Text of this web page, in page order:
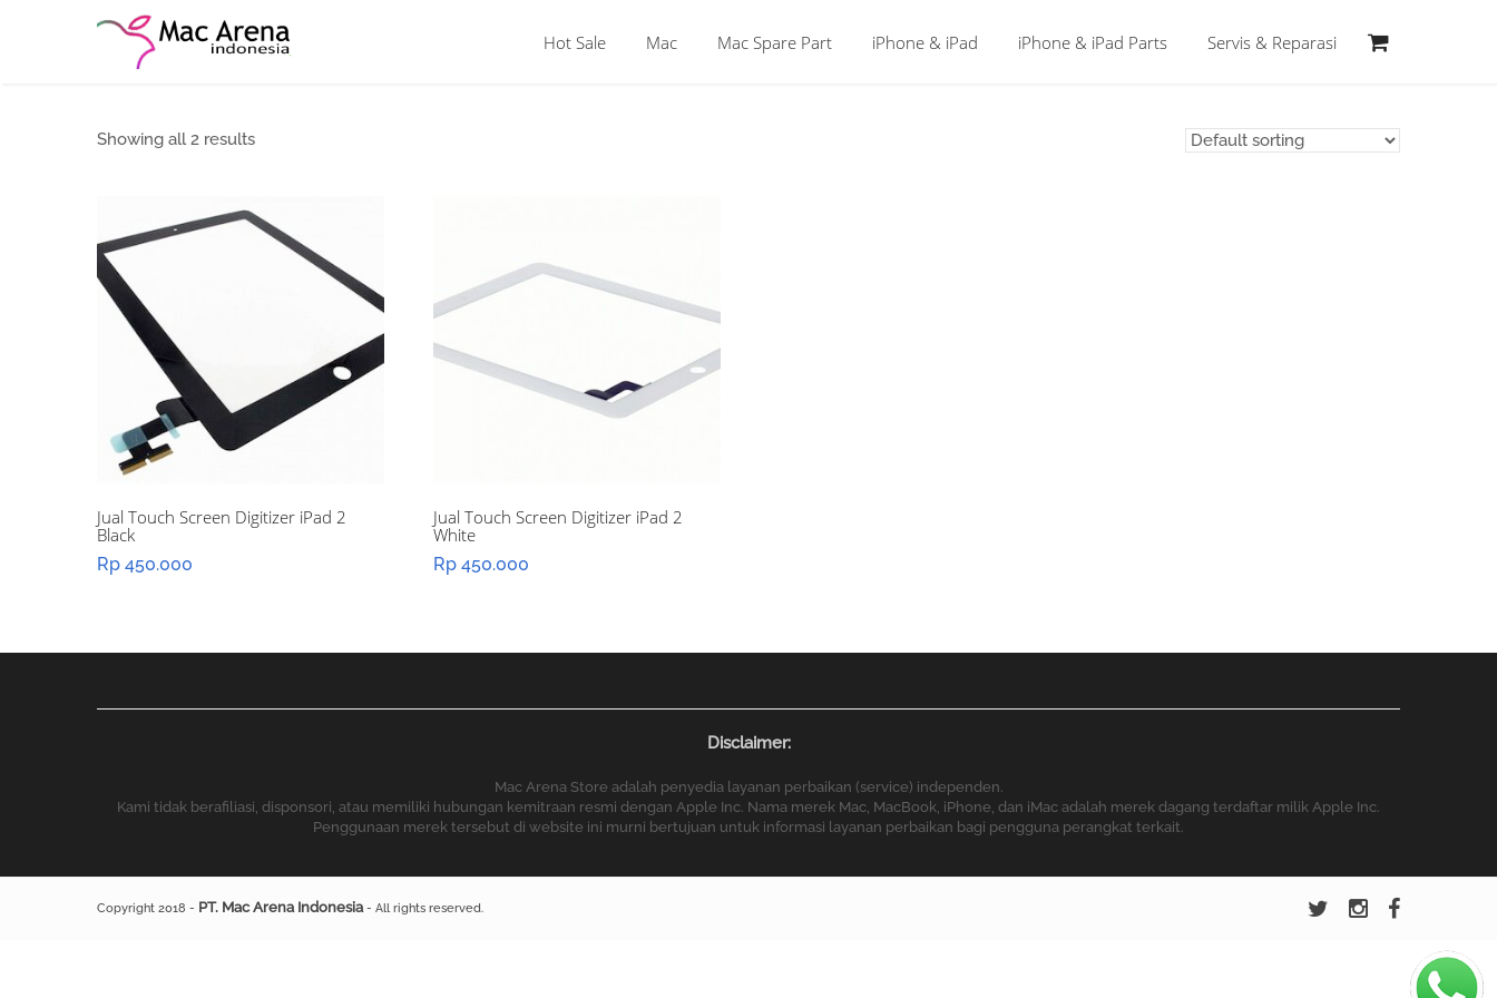
Hot Sale Mac Mac Spare Part iPhone & iPad iPhone & iPad Parts Servis & Reparasi
Showing all 2 results
Jual Touch Screen Digitizer iPad 2
Black
Rp 450.000
Jual Touch Screen Digitizer iPad 2
White
Rp 450.000
Disclaimer:
Mac Arena Store adalah penyedia layanan perbaikan (service) independen.
Kami tidak berafiliasi, disponsori, atau memiliki hubungan kemitraan resmi dengan Apple Inc. Nama merek Mac, MacBook, iPhone, dan iMac adalah merek dagang terdaftar milik Apple Inc.
Penggunaan merek tersebut di website ini murni bertujuan untuk informasi layanan perbaikan bagi pengguna perangkat terkait.
Copyright 2018 - PT. Mac Arena Indonesia- All rights reserved.